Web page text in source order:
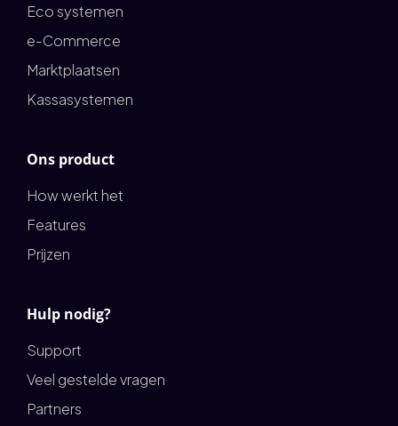
Eco systemen
e-Commerce
Marktplaatsen
Kassasystemen
Ons product
How werkt het
Features
Prijzen
Hulp nodig?
Support
Veel gestelde vragen
Partners